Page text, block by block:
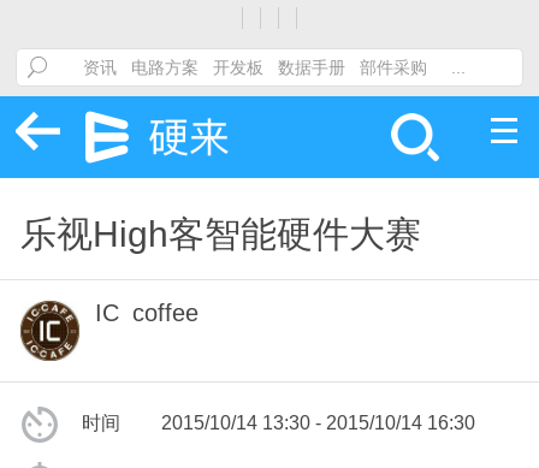
乐视High客智能硬件大赛
IC_coffee
时间 2015/10/14 13:30 - 2015/10/14 16:30